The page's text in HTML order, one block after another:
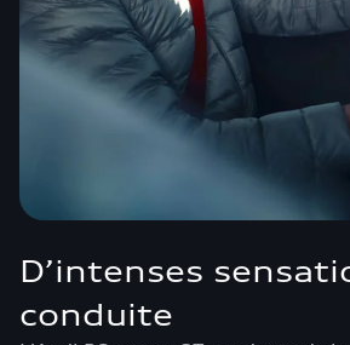
D’intenses
conduite